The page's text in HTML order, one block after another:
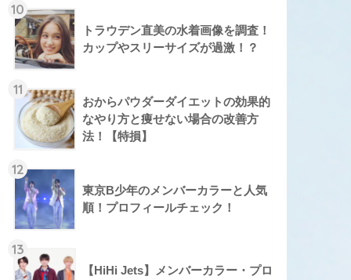
10
トラウデン直美の水着画像を調査！
カップやスリーサイズが過激！？
11
おからパウダーダイエットの効果的
なやり方と痩せない場合の改善方
法！【特損】
12
東京B少年のメンバーカラーと人気
順！プロフィールチェック！
13
【HiHi Jets】メンバーカラー・プロ